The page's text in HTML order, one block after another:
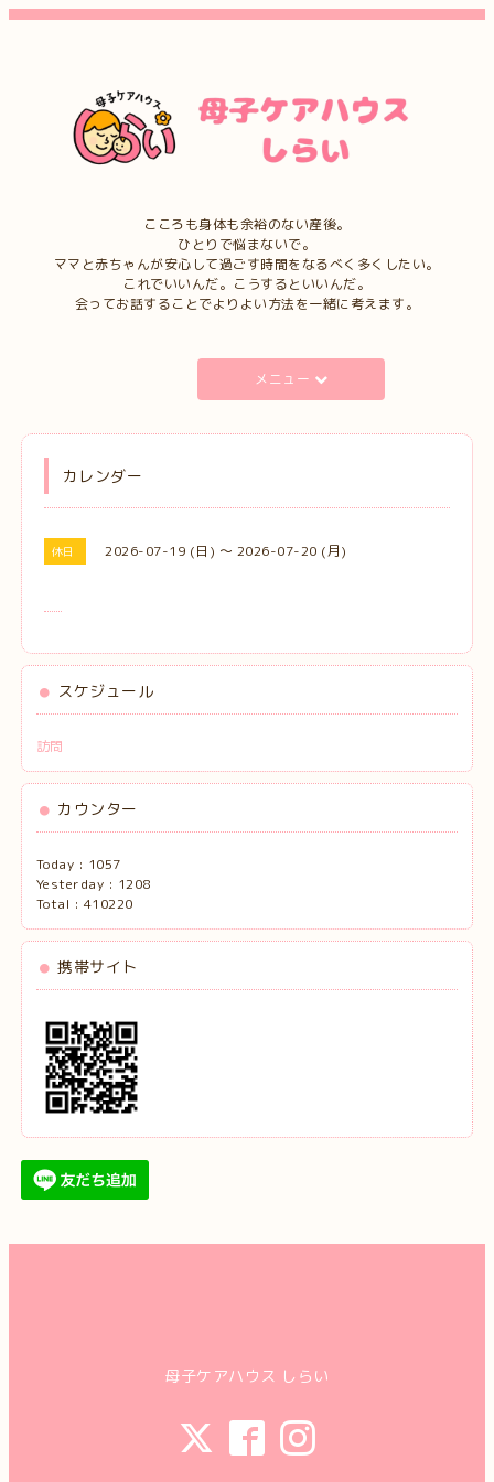
こころも身体も余裕のない産後。
ひとりで悩まないで。
ママと赤ちゃんが安心して過ごす時間をなるべく多くしたい。
これでいいんだ。こうするといいんだ。
会ってお話することでよりよい方法を一緒に考えます。
メニュー
カレンダー
休日 2026-07-19 (日) ～ 2026-07-20 (月)
スケジュール
訪問
カウンター
Today : 1057
Yesterday : 1208
Total : 410220
携帯サイト
母子ケアハウス しらい